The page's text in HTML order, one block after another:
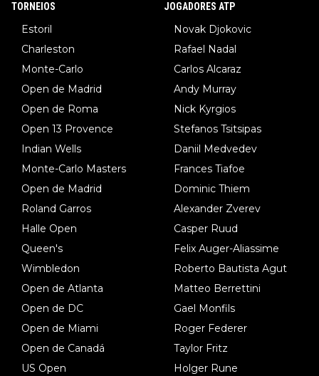
TORNEIOS
Estoril
Charleston
Monte-Carlo
Open de Madrid
Open de Roma
Open 13 Provence
Indian Wells
Monte-Carlo Masters
Open de Madrid
Roland Garros
Halle Open
Queen's
Wimbledon
Open de Atlanta
Open de DC
Open de Miami
Open de Canadá
US Open
JOGADORES ATP
Novak Djokovic
Rafael Nadal
Carlos Alcaraz
Andy Murray
Nick Kyrgios
Stefanos Tsitsipas
Daniil Medvedev
Frances Tiafoe
Dominic Thiem
Alexander Zverev
Casper Ruud
Felix Auger-Aliassime
Roberto Bautista Agut
Matteo Berrettini
Gael Monfils
Roger Federer
Taylor Fritz
Holger Rune